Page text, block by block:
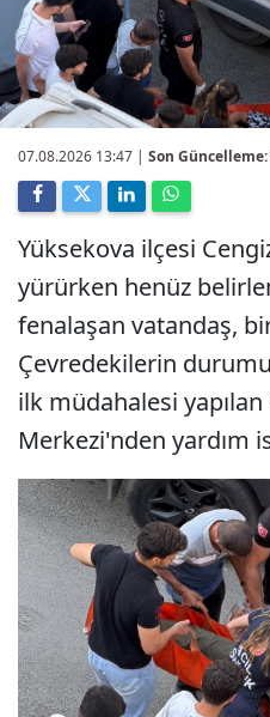
07.08.2026 13:47 | Son Güncelleme:
Yüksekova ilçesi
yürürken henüz
fenalaşan vatandaş, bir
Çevredekilerin
ilk müdahalesi
Merkezi'nden yardım